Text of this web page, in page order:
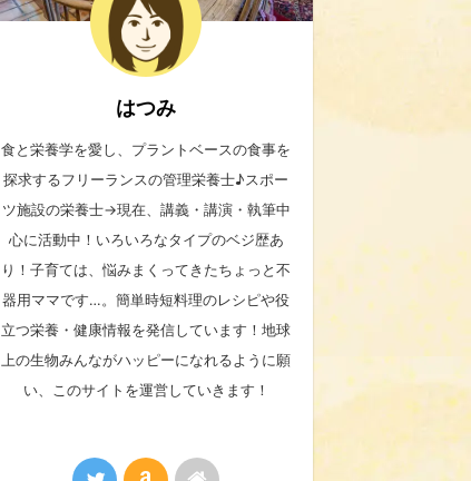
はつみ
食と栄養学を愛し、プラントベースの食事を
探求するフリーランスの管理栄養士♪スポー
ツ施設の栄養士→現在、講義・講演・執筆中
心に活動中！いろいろなタイプのベジ歴あ
り！子育ては、悩みまくってきたちょっと不
器用ママです…。簡単時短料理のレシピや役
立つ栄養・健康情報を発信しています！地球
上の生物みんながハッピーになれるように願
い、このサイトを運営していきます！